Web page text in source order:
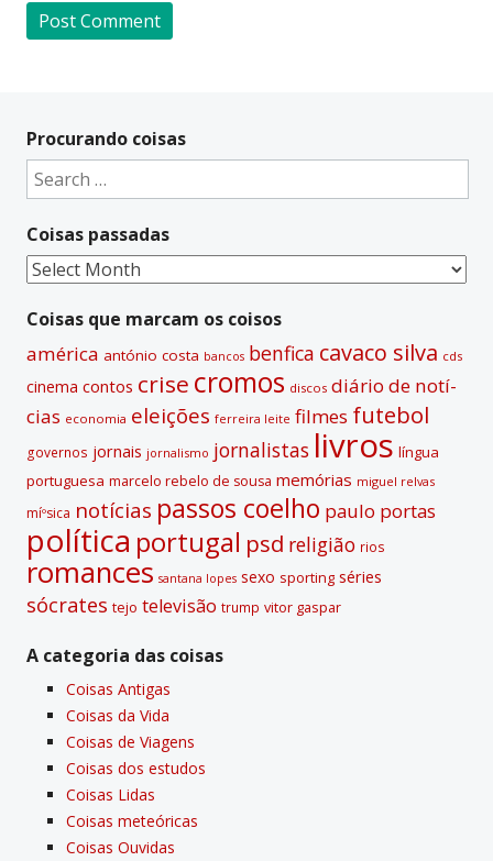
t
e
a
t
i
v
Procurando coisas
Search
for:
Coisas passadas
Coisas
Coisas que marcam os coisos
américa antónio costa bancos benfica cavaco silva cds
cinema contos crise cromos discos diário de notí­
cias economia eleições ferreira leite filmes futebol
governos jornais jornalismo jornalistas livros lí­ngua
portuguesa marcelo rebelo de sousa memórias miguel relvas
míºsica notí­cias passos coelho paulo portas
polí­tica portugal psd religião rios
romances santana lopes sexo sporting séries
sócrates tejo televisão trump vitor gaspar
A categoria das coisas
Coisas Antigas
Coisas da Vida
Coisas de Viagens
Coisas dos estudos
Coisas Lidas
Coisas meteóricas
Coisas Ouvidas